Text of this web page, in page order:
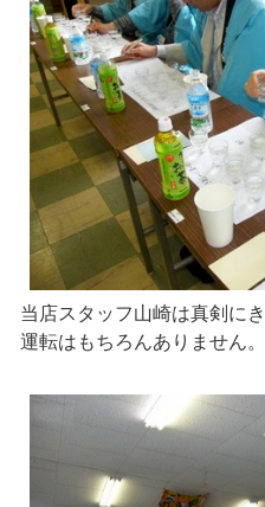
当店スタッフ山崎は真剣に
運転はもちろんありません。